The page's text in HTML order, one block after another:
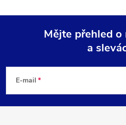
p
Mějte přehled o
a
E-mail